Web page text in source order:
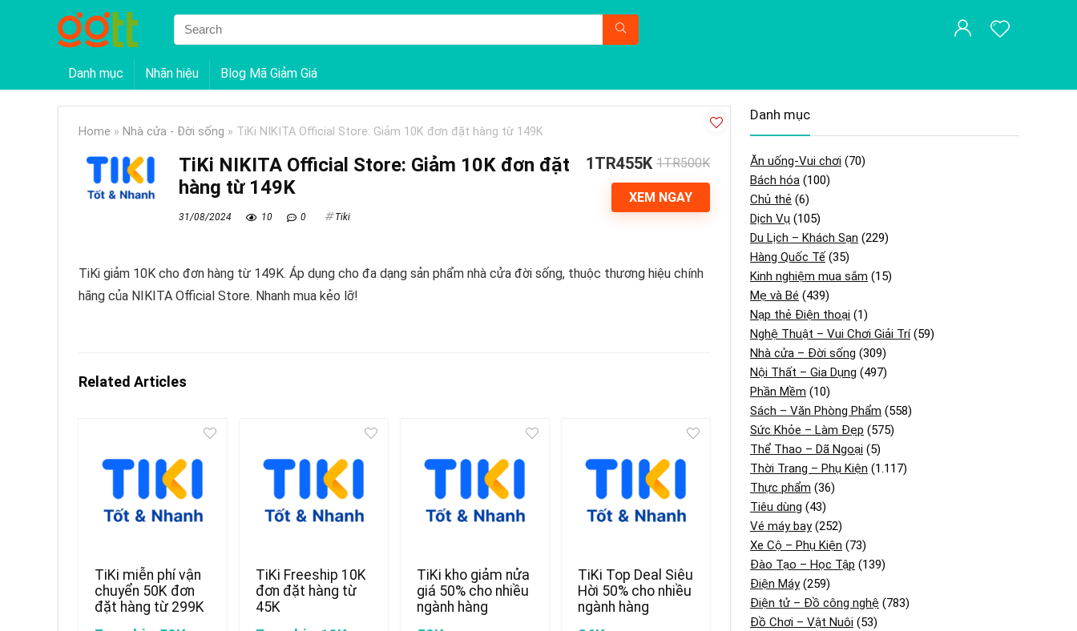
Danh mục Nhãn hiệu Blog Mã Giảm Giá
Home » Nhà cửa - Đời sống » TiKi NIKITA Official Store: Giảm 10K đơn đặt hàng từ 149K
TiKi NIKITA Official Store: Giảm 10K đơn đặt
hàng từ 149K
31/08/2024 10 0 Tiki
1TR455K 1TR500K
XEM NGAY
TiKi giảm 10K cho đơn hàng từ 149K. Áp dụng cho đa dạng sản phẩm nhà cửa đời sống, thuộc thương hiệu chính
hãng của NIKITA Official Store. Nhanh mua kẻo lỡ!
Related Articles
TiKi miễn phí vận
chuyển 50K đơn
đặt hàng từ 299K
TiKi Freeship 10K
đơn đặt hàng từ
45K
TiKi kho giảm nửa
giá 50% cho nhiều
ngành hàng
TiKi Top Deal Siêu
Hời 50% cho nhiều
ngành hàng
Danh mục
Ăn uống-Vui chơi (70)
Bách hóa (100)
Chủ thẻ (6)
Dịch Vụ (105)
Du Lịch – Khách Sạn (229)
Hàng Quốc Tế (35)
Kinh nghiệm mua sắm (15)
Mẹ và Bé (439)
Nạp thẻ Điện thoại (1)
Nghệ Thuật – Vui Chơi Giải Trí(59)
Nhà cửa – Đời sống (309)
Nội Thất – Gia Dụng (497)
Phần Mềm (10)
Sách – Văn Phòng Phẩm (558)
Sức Khỏe – Làm Đẹp (575)
Thể Thao – Dã Ngoại (5)
Thời Trang – Phụ Kiện (1.117)
Thực phẩm (36)
Tiêu dùng (43)
Vé máy bay(252)
Xe Cộ – Phụ Kiện (73)
Đào Tạo – Học Tập (139)
Điện Máy(259)
Điện tử – Đồ công nghệ (783)
Đồ Chơi – Vật Nuôi (53)